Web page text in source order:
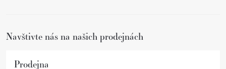
Navštivte nás na našich prodejnách
Prodejna